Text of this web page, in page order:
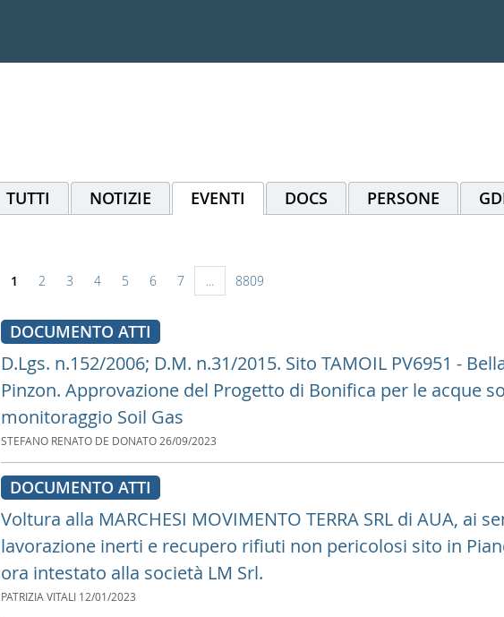
TUTTI NOTIZIE EVENTI DOCS PERSONE
1 2 3 4 5 6 7 ... 8809
DOCUMENTO ATTI
D.Lgs. n.152/2006; D.M. n.31/2015. Sito TAMOIL PV6951 -
Pinzon. Approvazione del Progetto di Bonifica per le acque
monitoraggio Soil Gas
STEFANO RENATO DE DONATO 26/09/2023
DOCUMENTO ATTI
Voltura alla MARCHESI MOVIMENTO TERRA SRL di AUA, ai
lavorazione inerti e recupero rifiuti non pericolosi sito in
ora intestato alla società LM Srl.
PATRIZIA VITALI 12/01/2023